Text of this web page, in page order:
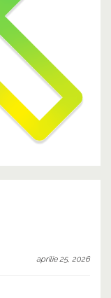
aprilie 25, 2026